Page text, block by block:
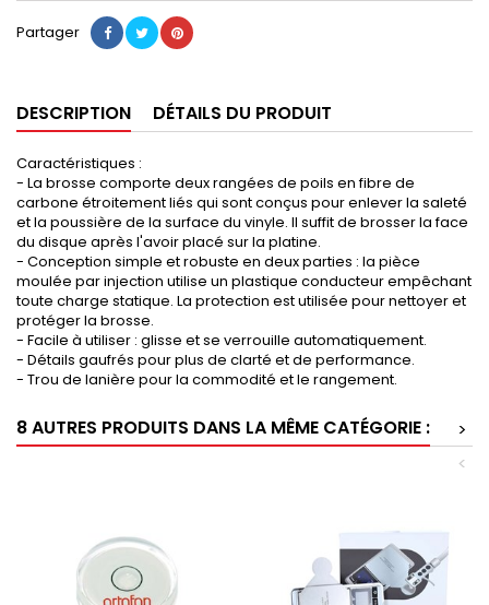
Partager
DESCRIPTION DÉTAILS DU PRODUIT
Caractéristiques :
- La brosse comporte deux rangées de poils en fibre de
carbone étroitement liés qui sont conçus pour enlever la saleté
et la poussière de la surface du vinyle. Il suffit de brosser la face
du disque après l'avoir placé sur la platine.
- Conception simple et robuste en deux parties : la pièce
moulée par injection utilise un plastique conducteur empêchant
toute charge statique. La protection est utilisée pour nettoyer et
protéger la brosse.
- Facile à utiliser : glisse et se verrouille automatiquement.
- Détails gaufrés pour plus de clarté et de performance.
- Trou de lanière pour la commodité et le rangement.
8 AUTRES PRODUITS DANS LA MÊME CATÉGORIE :
>
<